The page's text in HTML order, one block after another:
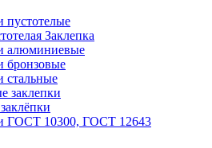
пустотелые
Заклепка
алюминиевые
бронзовые
стальные
заклепки
ГОСТ 10300, ГОСТ 12643